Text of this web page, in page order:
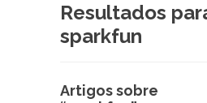
Resultados
sparkfun
Artigos sobre